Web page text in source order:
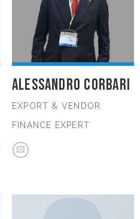
ALESSANDRO CORBARI
EXPORT & VENDOR
FINANCE EXPERT